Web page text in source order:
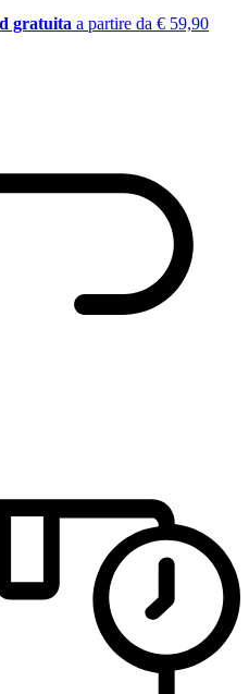
gratuita a partire da € 59,90